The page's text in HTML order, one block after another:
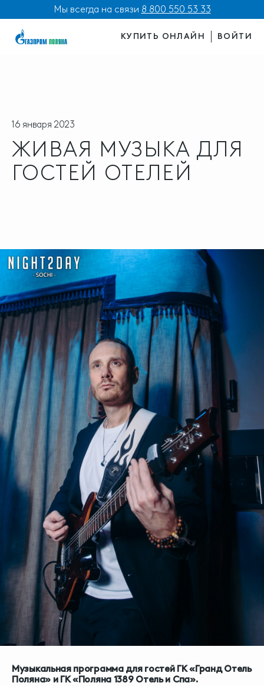
Мы всегда на связи 8 800 550 53 33
КУПИТЬ ОНЛАЙН ВОЙТИ
16 января 2023
ЖИВАЯ МУЗЫКА ДЛЯ
ГОСТЕЙ ОТЕЛЕЙ
Музыкальная программа для гостей ГК «Гранд Отель
Поляна» и ГК «Поляна 1389 Отель и Спа».